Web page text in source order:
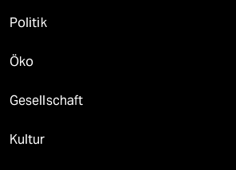
Politik
Öko
Gesellschaft
Kultur